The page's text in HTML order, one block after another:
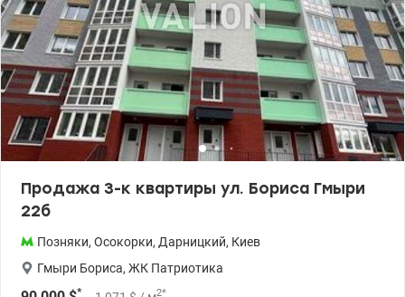
Продажа 3-к квартиры ул. Бориса Гмыри
22б
Позняки, Осокорки, Дарницкий, Киев
Гмыри Бориса, ЖК Патриотика
* 2*